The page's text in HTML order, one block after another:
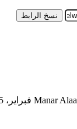
نسخ الرابط
Manar Alaa